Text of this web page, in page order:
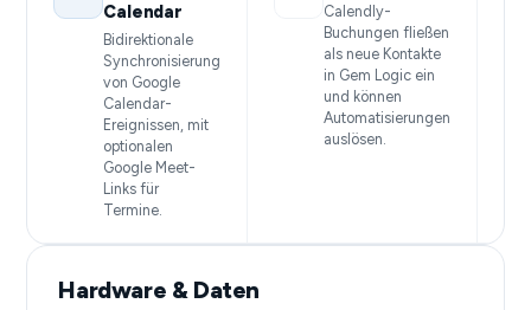
Calendar
Bidirektionale
Synchronisierung
von Google
Calendar-
Ereignissen, mit
optionalen
Google Meet-
Links für
Termine.
Calendly-
Buchungen fließen
als neue Kontakte
in Gem Logic ein
und können
Automatisierungen
auslösen.
Hardware & Daten